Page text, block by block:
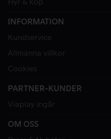
Hyr & köp
INFORMATION
Kundservice
Allmänna villkor
Cookies
PARTNER-KUNDER
Viaplay ingår
OM OSS